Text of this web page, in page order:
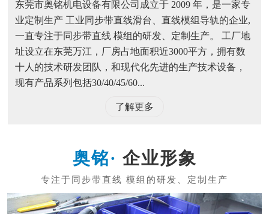
东莞市奥铭机电设备有限公司成立于 2009 年，是一家专
业定制生产 工业同步带直线滑台、直线模组导轨的企业,
一直专注于同步带直线 模组的研发、定制生产。 工厂地
址设立在东莞万江，厂房占地面积近3000平方，拥有数
十人的技术研发团队，和现代化先进的生产技术设备，
现有产品系列包括30/40/45/60...
了解更多
企业形象